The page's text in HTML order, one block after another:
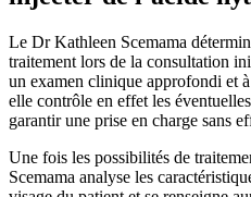
Le Dr Kathleen Scemama
traitement lors de la consultation
un examen clinique approfondi et
elle contrôle en effet les
garantir une prise en charge sans
Une fois les possibilités de
Scemama analyse les